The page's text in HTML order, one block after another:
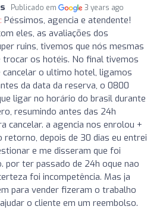
Publicado em 3 years ago
Péssimos, agencia e atendente!
eles, as avaliações dos
ruins, tivemos que nós mesmas
trocar os hotéis. No final tivemos
o ultimo hotel, ligamos
da data da reserva, o 0800
ligar no horário do brasil durante
resumindo antes das 24h
cancelar. a agencia nos enrolou +
retorno, depois de 30 dias eu entrei
e me disseram que foi
por ter passado de 24h oque nao
foi incompetência. Mas ja
para vender fizeram o trabalho
o cliente em um reembolso.